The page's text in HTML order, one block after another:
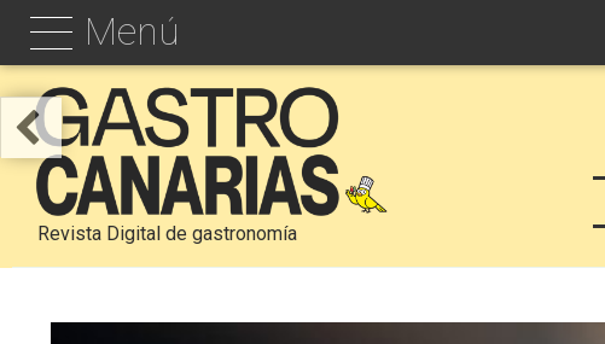
Menú
Revista Digital de gastronomía